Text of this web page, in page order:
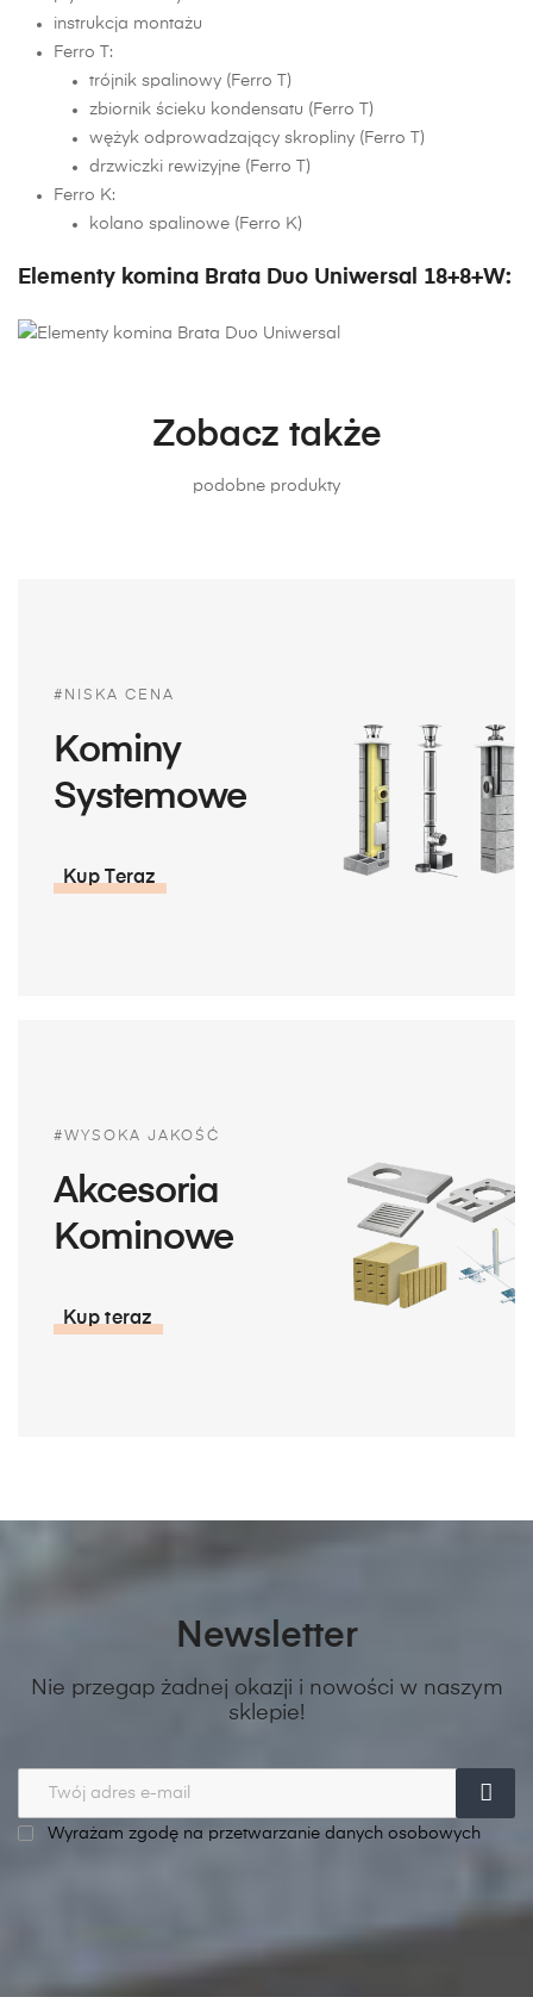
instrukcja montażu
Ferro T:
trójnik spalinowy (Ferro T)
zbiornik ścieku kondensatu (Ferro T)
wężyk odprowadzający skropliny (Ferro T)
drzwiczki rewizyjne (Ferro T)
Ferro K:
kolano spalinowe (Ferro K)
Elementy komina Brata Duo Uniwersal 18+8+W:
Zobacz także
podobne produkty
#NISKA CENA
Kominy
Systemowe
Kup Teraz
#WYSOKA JAKOŚĆ
Akcesoria
Kominowe
Kup teraz
Newsletter
Nie przegap żadnej okazji i nowości w naszym
sklepie!
Wyrażam zgodę na przetwarzanie danych osobowych